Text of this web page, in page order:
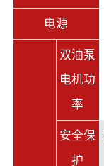
电源
双油泵
电机功
率
安全保
护